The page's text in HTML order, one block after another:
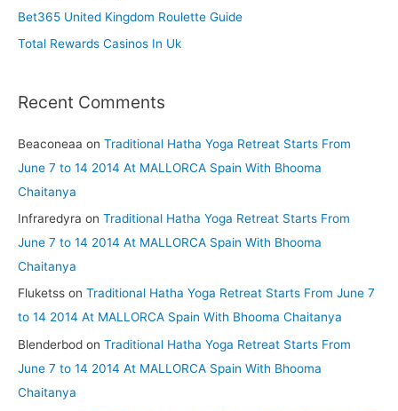
Bet365 United Kingdom Roulette Guide
Total Rewards Casinos In Uk
Recent Comments
Beaconeaa on Traditional Hatha Yoga Retreat Starts From
June 7 to 14 2014 At MALLORCA Spain With Bhooma
Chaitanya
Infraredyra on Traditional Hatha Yoga Retreat Starts From
June 7 to 14 2014 At MALLORCA Spain With Bhooma
Chaitanya
Fluketss on Traditional Hatha Yoga Retreat Starts From June 7
to 14 2014 At MALLORCA Spain With Bhooma Chaitanya
Blenderbod on Traditional Hatha Yoga Retreat Starts From
June 7 to 14 2014 At MALLORCA Spain With Bhooma
Chaitanya